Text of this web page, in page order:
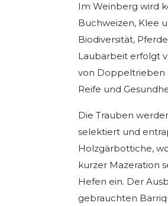
Im Weinberg wird
Buchweizen, Klee
Biodiversität,
Laubarbeit erfolgt
von Doppeltrieben
Reife und
Die Trauben
selektiert und
Holzgärbottiche,
kurzer Mazeration
Hefen ein. Der
gebrauchten